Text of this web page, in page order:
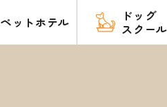
ペットホテル
ドッグ
スクール